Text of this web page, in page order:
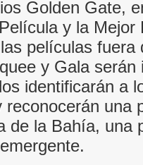
Golden Gate,
y la Mejor
películas fuera
y Gala serán
identificarán a
una
de la Bahía, una